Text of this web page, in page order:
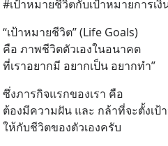
#เป้าหมายชีวิตกับเป้าหมายการเ
“เป้าหมายชีวิต” (Life Goals)
คือ ภาพชีวิตตัวเองในอนาคต
ที่เราอยากมี อยากเป็น อยากทำ”
ซึ่งภารกิจแรกของเรา คือ
ต้องมีความฝัน และ กล้าที่จะตั้งเป้
ให้กับชีวิตของตัวเองครับ